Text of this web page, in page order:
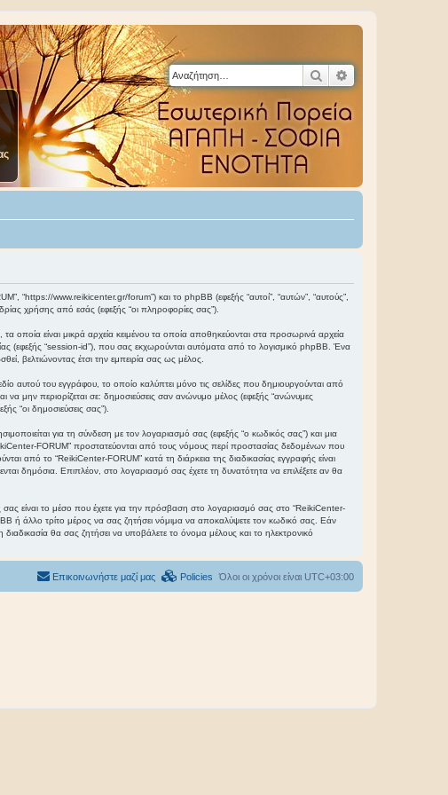
Αναζήτηση
“https://www.reikicenter.gr/forum”) και το phpBB (εφεξής “αυτοί”, “αυτών”, “αυτούς”,
χρήσης από εσάς (εφεξής “οι πληροφορίες σας”).
είναι μικρά αρχεία κειμένου τα οποία αποθηκεύονται στα προσωρινά αρχεία
(εφεξής “session-id”), που σας εκχωρούνται αυτόματα από το λογισμικό phpBB. Ένα
βελτιώνοντας έτσι την εμπειρία σας ως μέλος.
αυτού του εγγράφου, το οποίο καλύπτει μόνο τις σελίδες που δημιουργούνται από
μην περιορίζεται σε: δημοσιεύσεις σαν ανώνυμο μέλος (εφεξής “ανώνυμες
“οι δημοσιεύσεις σας”).
για τη σύνδεση με τον λογαριασμό σας (εφεξής “ο κωδικός σας”) και μια
FORUM” προστατεύονται από τους νόμους περί προστασίας δεδομένων που
από το “ReikiCenter-FORUM” κατά τη διάρκεια της διαδικασίας εγγραφής είναι
δημόσια. Επιπλέον, στο λογαριασμό σας έχετε τη δυνατότητα να επιλέξετε αν θα
σας είναι το μέσο που έχετε για την πρόσβαση στο λογαριασμό σας στο “ReikiCenter-
ή άλλο τρίτο μέρος να σας ζητήσει νόμιμα να αποκαλύψετε τον κωδικό σας. Εάν
θα σας ζητήσει να υποβάλετε το όνομα μέλους και το ηλεκτρονικό
Όλοι οι χρόνοι είναι UTC+03:00
Policies
Επικοινωνήστε μαζί μας